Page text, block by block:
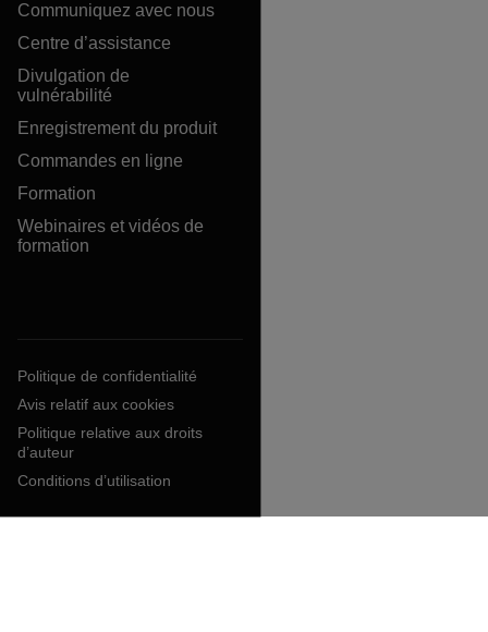
Communiquez avec nous
Centre d’assistance
Divulgation de
vulnérabilité
Enregistrement du produit
Commandes en ligne
Formation
Webinaires et vidéos de
formation
Politique de confidentialité
Avis relatif aux cookies
Politique relative aux droits
d’auteur
Conditions d’utilisation